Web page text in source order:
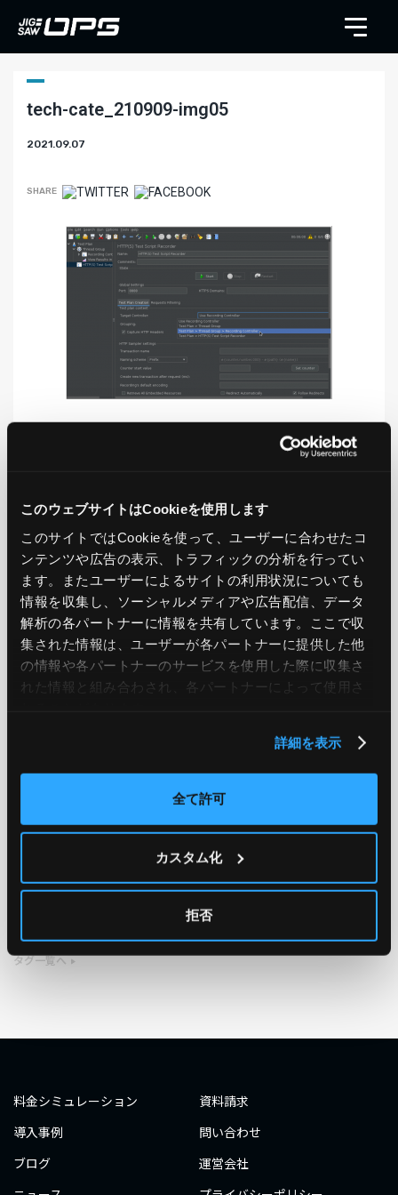
このウェブサイトはCookieを使用します
このサイトではCookieを使って、ユーザーに合わせたコ
ンテンツや広告の表示、トラフィックの分析を行ってい
ます。またユーザーによるサイトの利用状況についても
情報を収集し、ソーシャルメディアや広告配信、データ
解析の各パートナーに情報を共有しています。ここで収
集された情報は、ユーザーが各パートナーに提供した他
の情報や各パートナーのサービスを使用した際に収集さ
れた情報と組み合わされ、各パートナーによって使用さ
詳細を表示
全て許可
カスタム化
拒否
tech-cate_210909-img05
2021.09.07
SHARE
SHARE
PREV NEXT
BACK TO LIST
CATEGORY
TAG
#AWS re:Invent 2019 #奮闘記
#○○してみた
#自動化 #エンジニア
#エンジニア
タグ一覧へ
料金シミュレーション
導入事例
ブログ
資料請求
問い合わせ
運営会社